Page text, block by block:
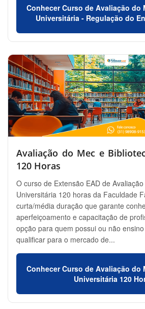
Conhecer Curso de Avaliação do
Universitária - Regulação do
Avaliação do Mec e
120 Horas
O curso de Extensão EAD de
Universitária 120 horas da Faculdade
curta/média duração que garante
aperfeiçoamento e capacitação de
opção para quem possui ou não
qualificar para o mercado de...
Conhecer Curso de Avaliação do
Universitária 120